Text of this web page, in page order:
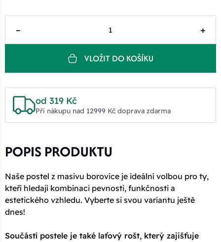
– +
VLOŽIT DO KOŠÍKU
od 319 Kč
Při nákupu nad 12999 Kč doprava zdarma
POPIS PRODUKTU
Naše postel z masivu borovice je ideální volbou pro ty,
kteří hledají kombinaci pevnosti, funkčnosti a
estetického vzhledu. Vyberte si svou variantu ještě
dnes!
Součástí postele je také laťový rošt, který zajišťuje